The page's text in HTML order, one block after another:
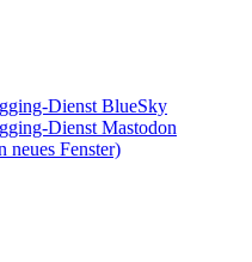
Dienst BlueSky
Dienst Mastodon
Fenster)